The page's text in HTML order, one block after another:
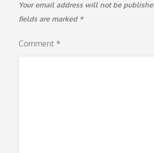
Your email address will not be
fields are marked *
Comment *